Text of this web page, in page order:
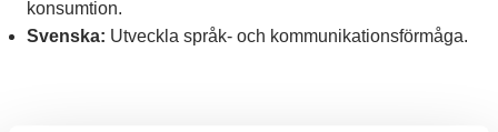
konsumtion.
Svenska: Utveckla språk- och kommunikationsförmåga.